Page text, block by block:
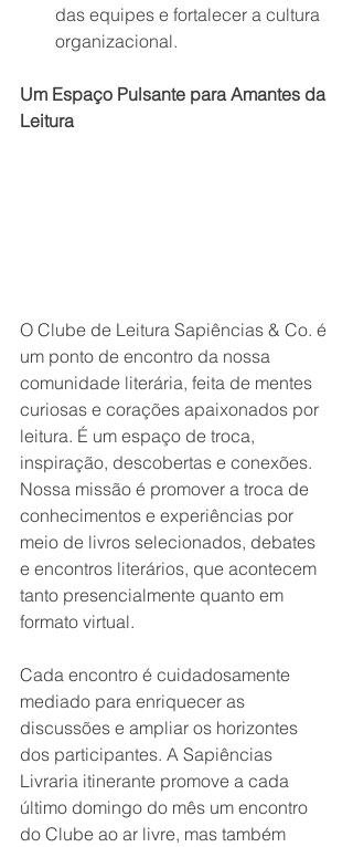
das equipes e fortalecer a cultura
organizacional.
Um Espaço Pulsante para Amantes da
Leitura
O Clube de Leitura Sapiências & Co. é
um ponto de encontro da nossa
comunidade literária, feita de mentes
curiosas e corações apaixonados por
leitura. É um espaço de troca,
inspiração, descobertas e conexões.
Nossa missão é promover a troca de
conhecimentos e experiências por
meio de livros selecionados, debates
e encontros literários, que acontecem
tanto presencialmente quanto em
formato virtual.
Cada encontro é cuidadosamente
mediado para enriquecer as
discussões e ampliar os horizontes
dos participantes. A Sapiências
Livraria itinerante promove a cada
último domingo do mês um encontro
do Clube ao ar livre, mas também